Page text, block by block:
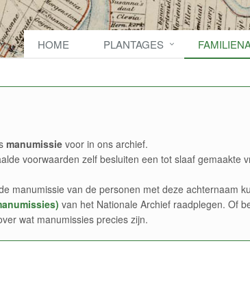
HOME PLANTAGES
manumissievoor in ons archief.
voorwaarden zelf besluiten een tot slaaf gemaakte
manumissie van de personen met deze achternaam
van het Nationale Archief raadplegen. Of
wat manumissies precies zijn.